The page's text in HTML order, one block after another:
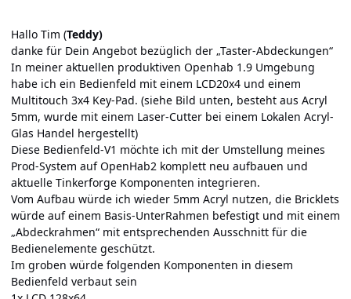
Hallo Tim (Teddy)
danke für Dein Angebot bezüglich der „Taster-Abdeckungen“
In meiner aktuellen produktiven Openhab 1.9 Umgebung
habe ich ein Bedienfeld mit einem LCD20x4 und einem
Multitouch 3x4 Key-Pad. (siehe Bild unten, besteht aus Acryl
5mm, wurde mit einem Laser-Cutter bei einem Lokalen Acryl-
Glas Handel hergestellt)
Diese Bedienfeld-V1 möchte ich mit der Umstellung meines
Prod-System auf OpenHab2 komplett neu aufbauen und
aktuelle Tinkerforge Komponenten integrieren.
Vom Aufbau würde ich wieder 5mm Acryl nutzen, die Bricklets
würde auf einem Basis-UnterRahmen befestigt und mit einem
„Abdeckrahmen“ mit entsprechenden Ausschnitt für die
Bedienelemente geschützt.
Im groben würde folgenden Komponenten in diesem
Bedienfeld verbaut sein